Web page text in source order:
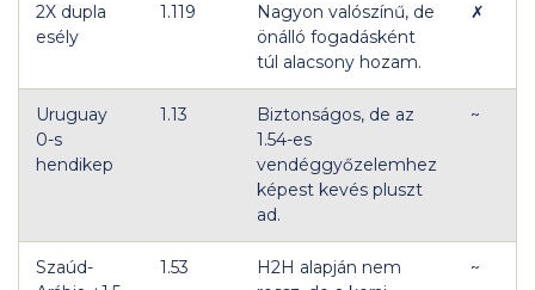
2X dupla
esély
1.119
Nagyon valószínű, de
önálló fogadásként
túl alacsony hozam.
✗
Uruguay
0-s
hendikep
1.13
Biztonságos, de az
1.54-es
vendéggyőzelemhez
képest kevés pluszt
ad.
~
Szaúd-
1.53
H2H alapján nem
~